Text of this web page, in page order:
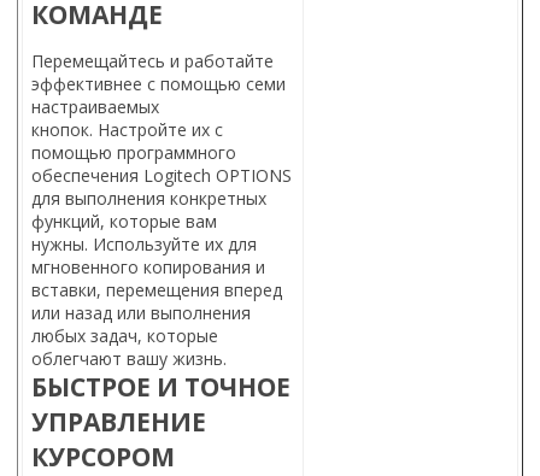
КОМАНДЕ
Перемещайтесь и работайте
эффективнее с помощью семи
настраиваемых
кнопок. Настройте их с
помощью программного
обеспечения Logitech OPTIONS
для выполнения конкретных
функций, которые вам
нужны. Используйте их для
мгновенного копирования и
вставки, перемещения вперед
или назад или выполнения
любых задач, которые
облегчают вашу жизнь.
БЫСТРОЕ И ТОЧНОЕ
УПРАВЛЕНИЕ
КУРСОРОМ